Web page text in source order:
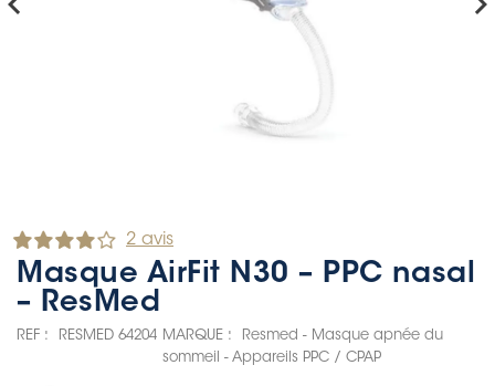
2 avis
Masque AirFit N30 – PPC nasal
– ResMed
REF : RESMED 64204 MARQUE :
Resmed - Masque apnée du
sommeil - Appareils PPC / CPAP